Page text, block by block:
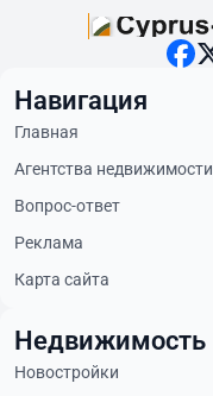
Навигация
Главная
Агентства недвижимости
Вопрос-ответ
Реклама
Карта сайта
Недвижимость
Новостройки